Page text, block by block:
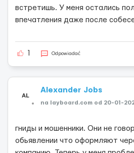
встретишь. У меня остались
впечатления даже после
Odpowiadać
AL
Alexander Jobs
na layboard.com od 20-01-
гниды и мошенники. Они не
обьявлении что оформляют